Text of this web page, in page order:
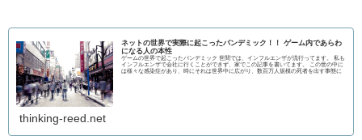
ネットの世界で実際に起こったパンデミック！！ ゲーム内であらわ
になる人の本性
ゲームの世界で起こったパンデミック 世間では、インフルエンザが流行ってます。 私も
インフルエンザで会社に行くことができず、家でこの記事を書いてます。 この世の中に
は様々な感染症があり、時にそれは世界中に広がり、数百万人規模の死者を出す事態に
thinking-reed.net